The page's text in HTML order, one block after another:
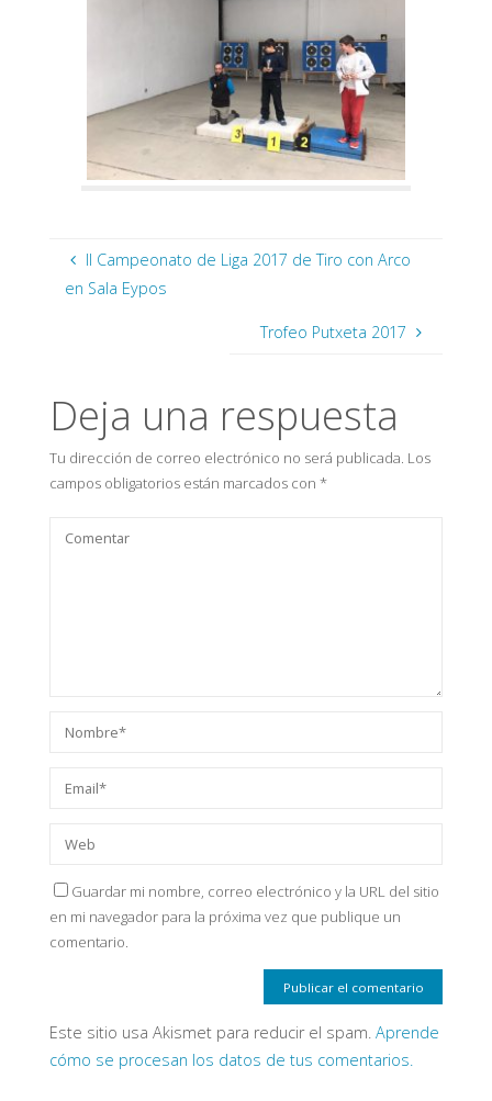
II Campeonato de Liga 2017 de Tiro con Arco
en Sala Eypos
Trofeo Putxeta 2017
Deja una respuesta
Tu dirección de correo electrónico no será publicada. Los
campos obligatorios están marcados con *
Guardar mi nombre, correo electrónico y la URL del sitio
en mi navegador para la próxima vez que publique un
comentario.
Este sitio usa Akismet para reducir el spam. Aprende
cómo se procesan los datos de tus comentarios.